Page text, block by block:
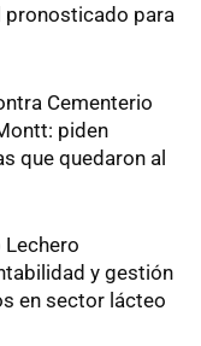
para
Cementerio
piden
que quedaron al
Lechero
y gestión
en sector lácteo